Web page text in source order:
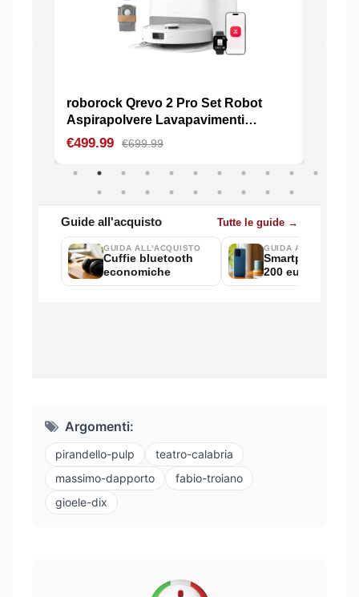
Argomenti:
pirandello-pulp
teatro-calabria
massimo-dapporto
fabio-troiano
gioele-dix